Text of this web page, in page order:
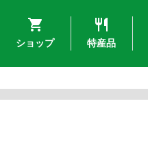
ショップ 特産品